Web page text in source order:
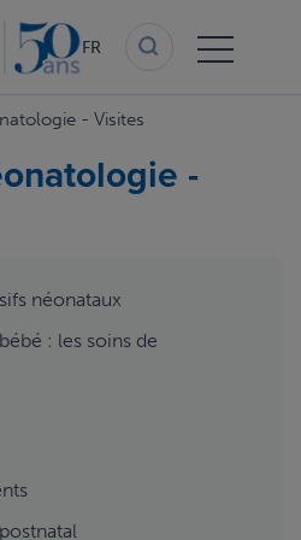
FR
- Visites
-
néonataux
: les soins de